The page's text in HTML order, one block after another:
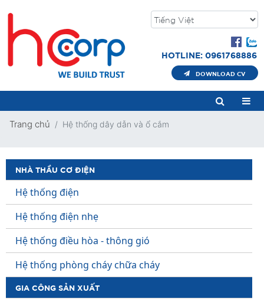
HOTLINE: 0961768886
DOWNLOAD CV
Trang chủ Hệ thống dây dẫn và ổ cắm
NHÀ THẦU CƠ ĐIỆN
Hệ thống điện
Hệ thống điện nhẹ
Hệ thống điều hòa - thông gió
Hệ thống phòng cháy chữa cháy
GIA CÔNG SẢN XUẤT